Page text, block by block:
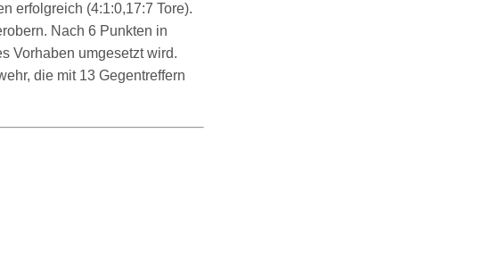
erfolgreich (4:1:0,17:7 Tore).
Nach 6 Punkten in
Vorhaben umgesetzt wird.
die mit 13 Gegentreffern